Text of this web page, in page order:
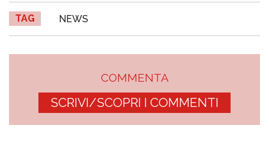
TAG NEWS
COMMENTA
SCRIVI/SCOPRI I COMMENTI